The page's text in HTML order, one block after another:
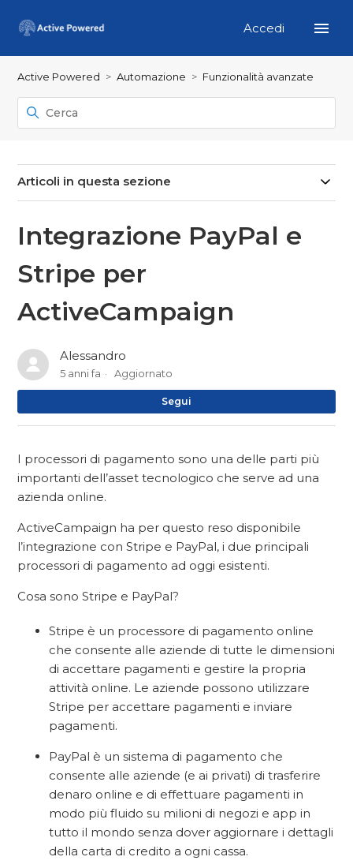
Accedi
Active Powered Automazione Funzionalità avanzate
Articoli in questa sezione
Integrazione PayPal e
Stripe per
ActiveCampaign
Alessandro
5 anni fa Aggiornato
Segui
I processori di pagamento sono una delle parti più
importanti dell’asset tecnologico che serve ad una
azienda online.
ActiveCampaign ha per questo reso disponibile
l’integrazione con Stripe e PayPal, i due principali
processori di pagamento ad oggi esistenti.
Cosa sono Stripe e PayPal?
Stripe è un processore di pagamento online
che consente alle aziende di tutte le dimensioni
di accettare pagamenti e gestire la propria
attività online. Le aziende possono utilizzare
Stripe per accettare pagamenti e inviare
pagamenti.
PayPal è un sistema di pagamento che
consente alle aziende (e ai privati) di trasferire
denaro online e di effettuare pagamenti in
modo più fluido su milioni di negozi e app in
tutto il mondo senza dover aggiornare i dettagli
della carta di credito a ogni cassa.